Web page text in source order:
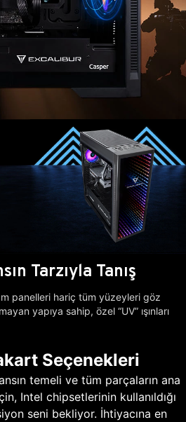
Tarzıyla Tanış
panelleri hariç tüm yüzeyleri göz
yapıya sahip, özel “UV” ışınları
Seçenekleri
temeli ve tüm parçaların ana
Intel chipsetlerinin kullanıldığı
seni bekliyor. İhtiyacına en